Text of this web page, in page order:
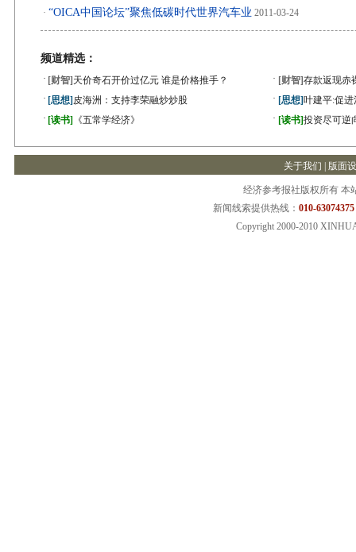
· “OICA中国论坛”聚焦低碳时代世界汽车业 2011-03-24
频道精选：
· [财智] 天价奇石开价过亿元 谁是价格推手？ · [财智]存款返现赤
· [思想] 皮海洲：支持李荣融炒炒股 · [思想]叶建平:促
· [读书] 《五常学经济》 · [读书]投资尽可逆
关于我们 版面
经济参考报社版权所有 本
新闻线索提供热线： 010-
Copyright 2000-2010